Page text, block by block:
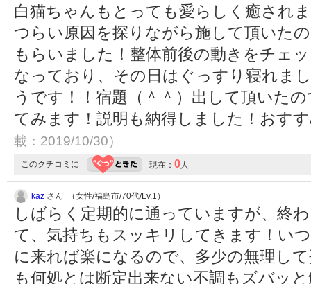
白猫ちゃんもとっても愛らしく癒され
つらい原因を探りながら施して頂いた
もらいました！整体前後の動きをチェ
なっており、その日はぐっすり寝れま
うです！！宿題（＾＾）出して頂いた
てみます！説明も納得しました！おす
載：2019/10/30）
このクチコミに 現在： 0人
kaz さん （女性/福島市/70代/Lv.1）
しばらく定期的に通っていますが、終
て、気持ちもスッキリしてきます！い
に来れば楽になるので、多少の無理し
も何処とは断定出来ない不調もズバッ